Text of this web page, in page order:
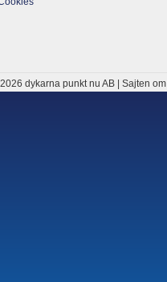
dykarna punkt nu AB | Sajten